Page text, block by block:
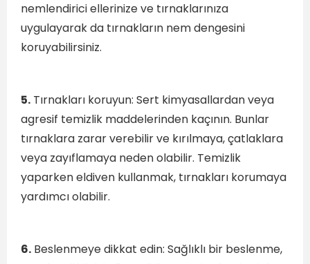
nemlendirici ellerinize ve tırnaklarınıza
uygulayarak da tırnakların nem dengesini
koruyabilirsiniz.
5. Tırnakları koruyun: Sert kimyasallardan veya
agresif temizlik maddelerinden kaçının. Bunlar
tırnaklara zarar verebilir ve kırılmaya, çatlaklara
veya zayıflamaya neden olabilir. Temizlik
yaparken eldiven kullanmak, tırnakları korumaya
yardımcı olabilir.
6. Beslenmeye dikkat edin: Sağlıklı bir beslenme,